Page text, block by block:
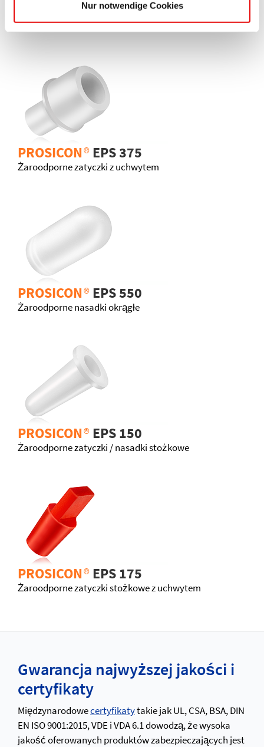
Nur notwendige Cookies
również zainteresować
PROSICON®EPS 375
Żaroodporne zatyczki z uchwytem
PROSICON®EPS 550
Żaroodporne nasadki okrągłe
PROSICON®EPS 150
Żaroodporne zatyczki / nasadki stożkowe
PROSICON®EPS 175
Żaroodporne zatyczki stożkowe z uchwytem
Gwarancja najwyższej jakości i
certyfikaty
Międzynarodowecertyfikatytakie jak UL, CSA, BSA, DIN
EN ISO 9001:2015, VDE i VDA 6.1 dowodzą, że wysoka
jakość oferowanych produktów zabezpieczających jest